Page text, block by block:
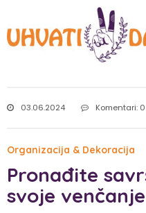
03.06.2024 Komentari: 0
Organizacija & Dekoracija
Pronađite
svoje